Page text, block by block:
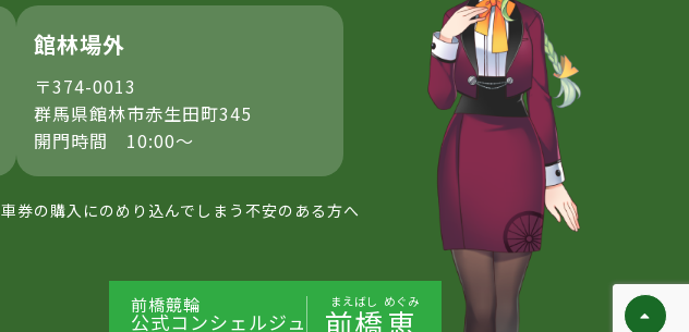
館林場外
〒374-0013
群馬県館林市赤生田町345
開門時間 10:00～
車券の購入にのめり込んでしまう不安のある方へ
前橋競輪
公式コンシェルジュ
まえばし
前橋
めぐみ
恵